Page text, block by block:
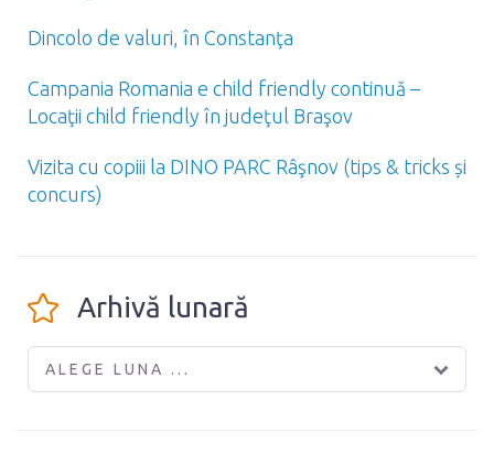
Dincolo de valuri, în Constanţa
Campania Romania e child friendly continuă –
Locaţii child friendly în judeţul Braşov
Vizita cu copiii la DINO PARC Râşnov (tips & tricks și
concurs)
Arhivă lunară
ALEGE LUNA ...